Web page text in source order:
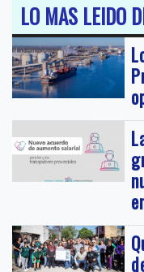
LO MAS LEIDO